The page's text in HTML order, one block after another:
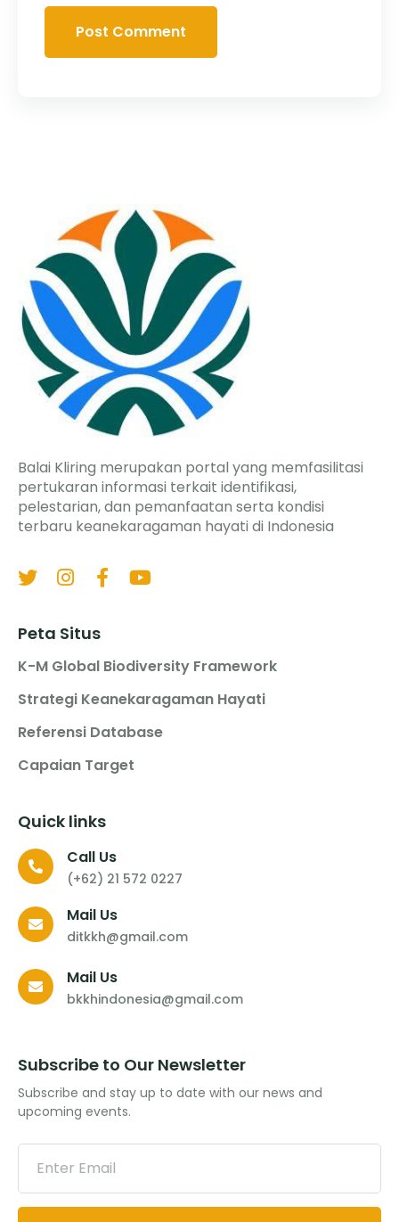
Balai Kliring merupakan portal yang memfasilitasi
pertukaran informasi terkait identifikasi,
pelestarian, dan pemanfaatan serta kondisi
terbaru keanekaragaman hayati di Indonesia
Peta Situs
K-M Global Biodiversity Framework
Strategi Keanekaragaman Hayati
Referensi Database
Capaian Target
Quick links
Call Us
(+62) 21 572 0227
Mail Us
ditkkh@gmail.com
Mail Us
bkkhindonesia@gmail.com
Subscribe to Our Newsletter
Subscribe and stay up to date with our news and
upcoming events.